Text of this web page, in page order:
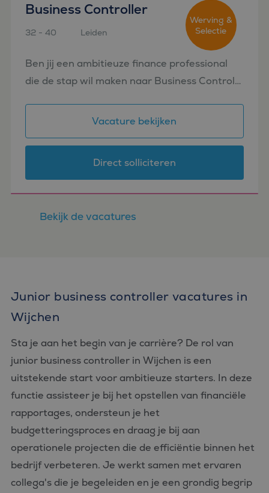
Business Controller
32 - 40 Leiden
Werving &
Selectie
Ben jij een ambitieuze finance professional
die de stap wil maken naar Business Control?
wij een Business Controller die graag werkt
Vacature bekijken
Direct solliciteren
Bekijk de vacatures
Junior business controller vacatures in
Wijchen
Sta je aan het begin van je carrière? De rol van
junior business controller in Wijchen is een
uitstekende start voor ambitieuze starters. In deze
functie assisteer je bij het opstellen van financiële
rapportages, ondersteun je het
budgetteringsproces en draag je bij aan
operationele projecten die de efficiëntie binnen het
bedrijf verbeteren. Je werkt samen met ervaren
collega's die je begeleiden en je een grondig begrip